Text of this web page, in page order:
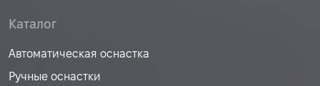
Каталог
Автоматическая оснастка
Ручные оснастки